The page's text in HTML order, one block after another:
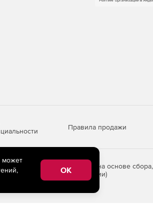
Правила продажи
информации на основе сбора,
Российской Федерации)
может
OK